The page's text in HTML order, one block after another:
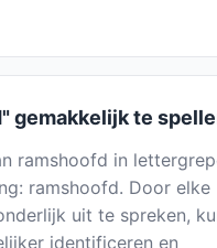
gemakkelijk te
ramshoofd in
ramshoofd. Door elke
uit te spreken,
identificeren en